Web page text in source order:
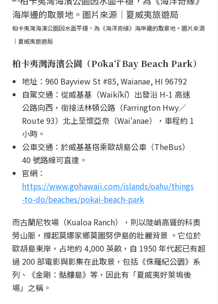
柏卡夷灣海濱公園因水面平穩，為《海洋奇緣》海岸邊的取景地。圖片來源
｜夏威夷旅遊局
柏卡夷灣海濱公園（Pōkaʻī Bay Beach Park）
地址：960 Bayview St #85, Waianae, HI 96792
自駕交通：從威基基（Waikīkī）出發沿 H-1 高速
公路向西，銜接法林頓公路（Farrington Hwy／
Route 93）北上至懷亞奈（Waiʻanae），車程約 1
小時。
公車交通：於威基基搭乘歐胡島公車（TheBus）
40 號路線可直達。
官網：
https://www.gohawaii.com/islands/oahu/things
-to-do/beaches/pokai-beach-park
而古蘭尼牧場（Kualoa Ranch），則以陡峭高聳的科奧
勞山脈，撐起莫娜家鄉莫圖努伊島的壯麗背景 。它位於
歐胡島東岸，占地約 4,000 英畝，自 1950 年代起已有超
過 200 部電影與影集在此取景，包括《侏羅紀公園》系
列、《金剛：骷髏島》等，因此有「夏威夷好萊塢後
場」之稱。